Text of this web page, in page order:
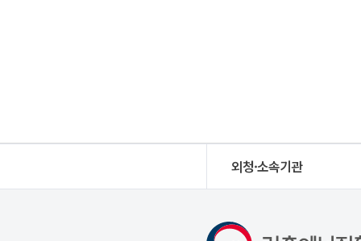
외청·소속기관